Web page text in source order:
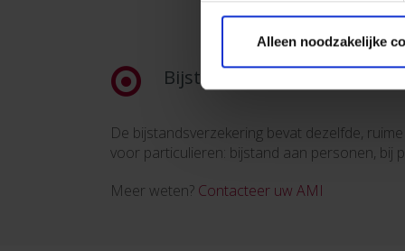
Alleen noodzakelijke
Bijstand
De bijstandsverzekering bevat dezelfde,
voor particulieren: bijstand aan personen, bij
Meer weten? Contacteer uw AMI